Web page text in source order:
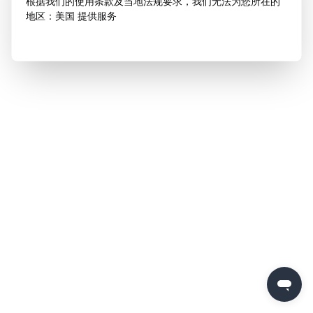
地区：美国 提供服务